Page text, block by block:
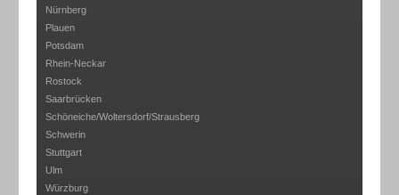
Nürnberg
Plauen
Potsdam
Rhein-Neckar
Rostock
Saarbrücken
Schöneiche/Woltersdorf/Strausberg
Schwerin
Stuttgart
Ulm
Würzburg